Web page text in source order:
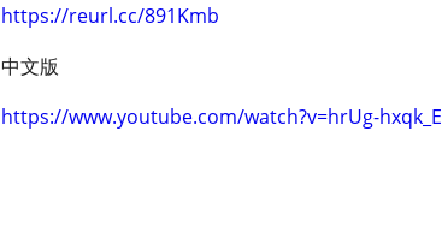
https://reurl.cc/891Kmb
中文版
https://www.youtube.com/watch?v=hrUg-hxqk_E